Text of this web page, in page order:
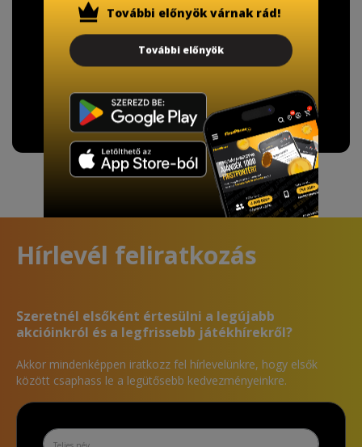
A Kormány döntése alapján a kereskedő minden tartós
adathordozó termék vásárlásakor köteles ingyenes
adattörlő kódot biztosítani.
További információ
Hírlevél feliratkozás
Szeretnél elsőként értesülni a legújabb
akcióinkról és a legfrissebb játékhírekről?
Akkor mindenképpen iratkozz fel hírlevelünkre, hogy elsők
között csaphass le a legütősebb kedvezményeinkre.
További előnyök várnak rád!
További előnyök